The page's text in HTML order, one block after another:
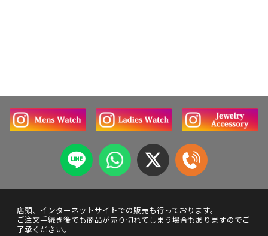
店頭、インターネットサイトでの販売も行っております。
ご注文手続き後でも商品が売り切れてしまう場合もありますのでご
了承ください。